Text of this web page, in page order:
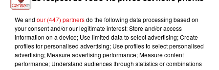
SEAN PAUL Feat. ZAHO
Hold My Hand (vf)
MYLES SMITH
Nice To Meet You
MIKA
Love Today
We and our (447) partnersdo the following data processing based on
your consent and/or our legitimate interest: Store and/or access
information on a device; Use limited data to select advertising; Create
profiles for personalised advertising; Use profiles to select personalised
advertising; Measure advertising performance; Measure content
performance; Understand audiences through statistics or combinations